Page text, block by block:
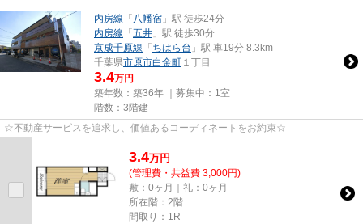
内房線 「 八幡宿 」駅 徒歩24分
内房線 「 五井 」駅 徒歩30分
京成千原線 「 ちはら台 」駅 車19分 8.3km
千葉県市原市白金町 １丁目
3.4万円
築年数：築36年 ｜募集中： 1室
階数：3階建
☆不動産サービスを追求し、価値あるコーディネートをお約束☆
3.4万円
(管理費・共益費 3,000円)
敷：0ヶ月｜礼：0ヶ月
所在階：2階
間取り：1R